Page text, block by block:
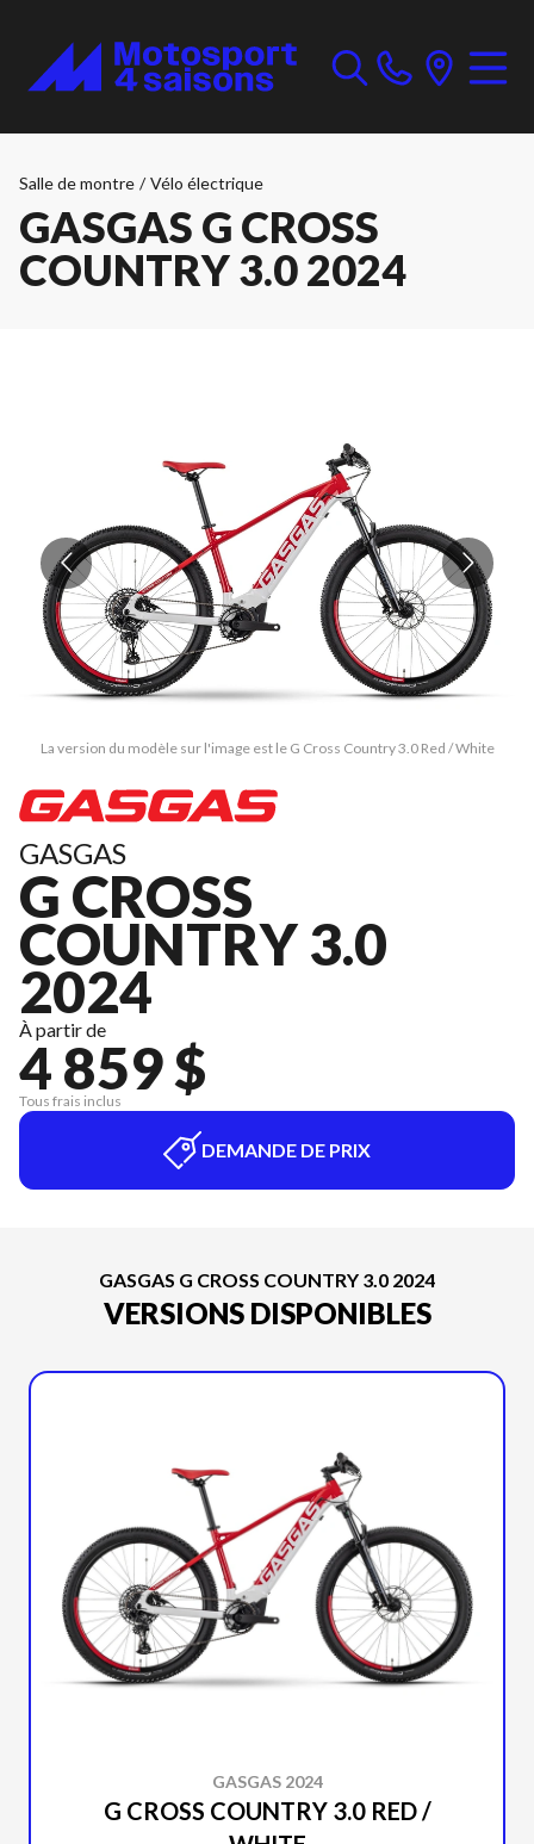
Salle de montre / Vélo électrique
GASGAS G CROSS
COUNTRY 3.0 2024
La version du modèle sur l'image est le G Cross Country 3.0 Red / White
GASGAS
G CROSS
COUNTRY 3.0
2024
À partir de
4 859 $
Tous frais inclus
DEMANDE DE PRIX
GASGAS G CROSS COUNTRY 3.0 2024
VERSIONS DISPONIBLES
GASGAS 2024
G CROSS COUNTRY 3.0 RED /